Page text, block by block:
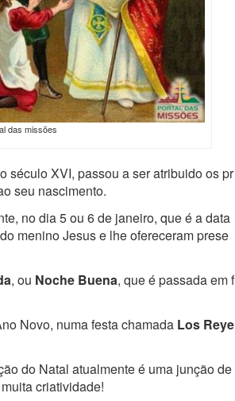
das missões
século XVI, passou a ser atribuido os pr
seu nascimento.
no dia 5 ou 6 de janeiro, que é a data
menino Jesus e lhe ofereceram prese
, ou Noche Buena, que é passada em f
Novo, numa festa chamada Los Reye
do Natal atualmente é uma junção de
criatividade!